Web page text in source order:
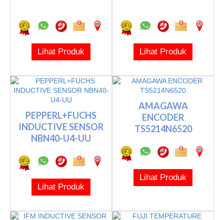
Lihat Produk Lihat Produk
PEPPERL+FUCHS
INDUCTIVE SENSOR
NBN40-U4-UU
Lihat Produk
AMAGAWA
ENCODER
TS5214N6520
Lihat Produk